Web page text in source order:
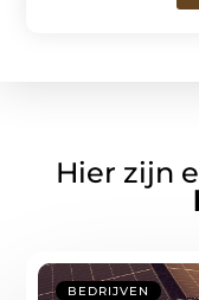
Hier zijn
BEDRIJVEN